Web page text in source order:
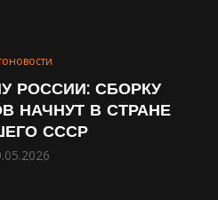
РОССИИ: СБОРКУ
НАЧНУТ В СТРАНЕ
СССР